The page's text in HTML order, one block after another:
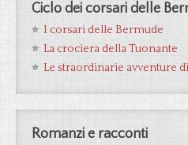
Ciclo dei corsari delle
I corsari delle Bermude
La crociera della Tuonante
Le straordinarie avventure
Romanzi e racconti